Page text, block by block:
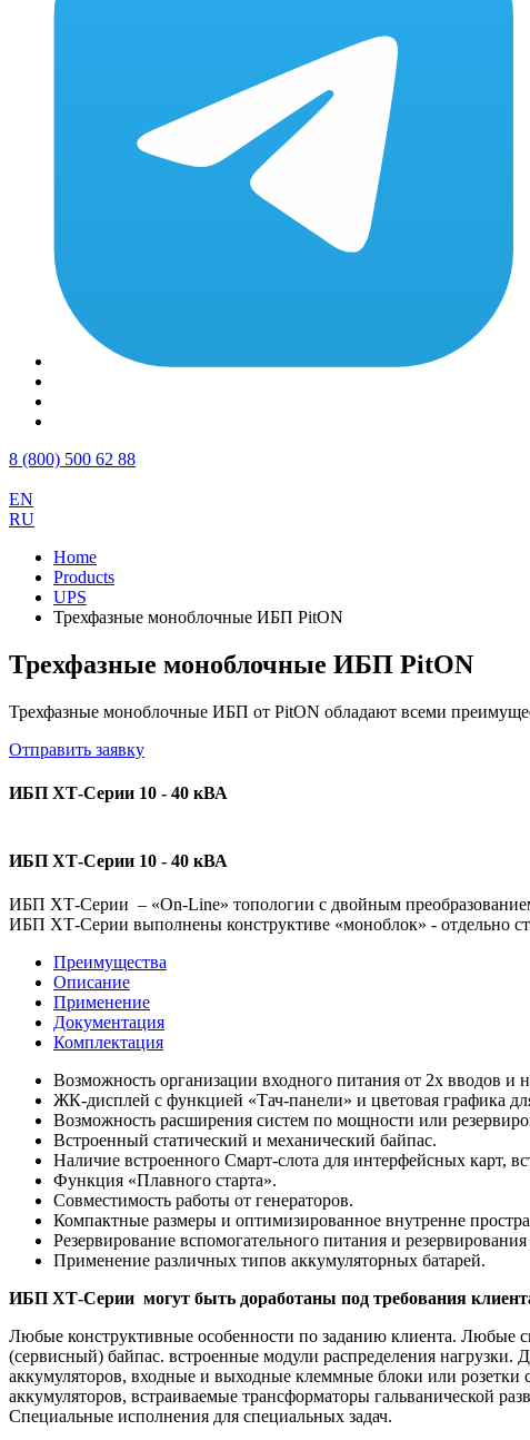
8 (800) 500 62 88
EN
RU
Home
Products
UPS
Трехфазные моноблочные ИБП PitON
Трехфазные моноблочные ИБП PitON
Трехфазные моноблочные ИБП от PitON обладают всеми
Отправить заявку
ИБП ХТ-Серии 10 - 40 кВА
ИБП ХТ-Серии 10 - 40 кВА
ИБП ХТ-Серии – «On-Line» топологии с двойным
ИБП ХТ-Серии выполнены конструктиве «моноблок» - отдельно
Преимущества
Описание
Применение
Документация
Комплектация
Возможность организации входного питания от 2х вводов
ЖК-дисплей с функцией «Тач-панели» и цветовая графика
Возможность расширения систем по мощности или
Встроенный статический и механический байпас.
Наличие встроенного Смарт-слота для интерфейсных карт,
Функция «Плавного старта».
Совместимость работы от генераторов.
Компактные размеры и оптимизированное внутренне
Резервирование вспомогательного питания и
Применение различных типов аккумуляторных батарей.
ИБП ХТ-Серии могут быть доработаны под требования
Любые конструктивные особенности по заданию клиента. Любые
(сервисный) байпас. встроенные модули распределения нагрузки.
аккумуляторов, входные и выходные клеммные блоки или розетки
аккумуляторов, встраиваемые трансформаторы гальванической
Специальные исполнения для специальных задач.